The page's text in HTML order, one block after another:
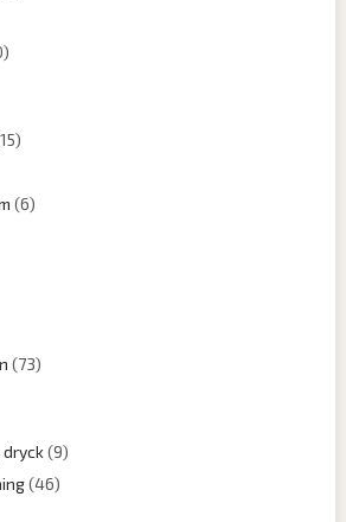
(6)
(73)
dryck(9)
(46)